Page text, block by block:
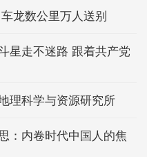
龙数公里万人送别
星走不迷路 跟着共产党
理科学与资源研究所
：内卷时代中国人的焦